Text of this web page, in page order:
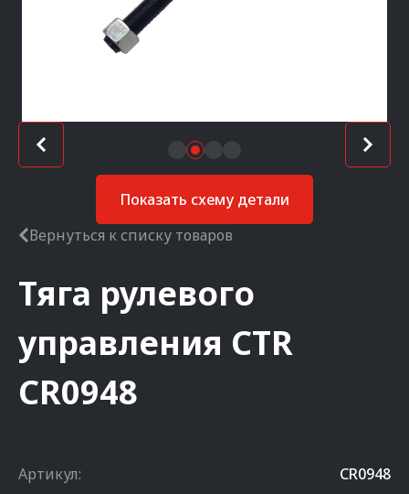
Показать схему детали
Вернуться к списку товаров
Тяга рулевого
управления CTR
CR0948
Артикул:
CR0948